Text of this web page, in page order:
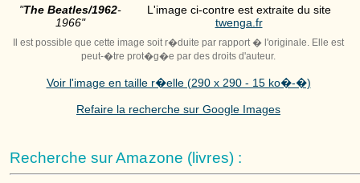
"The Beatles/1962-
1966"
L'image ci-contre est extraite du site
twenga.fr
Il est possible que cette image soit r�duite par rapport � l'originale. Elle est
peut-�tre prot�g�e par des droits d'auteur.
Voir l'image en taille r�elle (290 x 290 - 15 ko�-�)
Refaire la recherche sur Google Images
Recherche sur Amazone (livres) :